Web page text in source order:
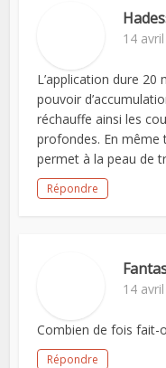
14
L’application dure 20
pouvoir
réchauffe ainsi les
profondes. En
permet à la peau de
Répondre
14
Combien de fois fait-
Répondre